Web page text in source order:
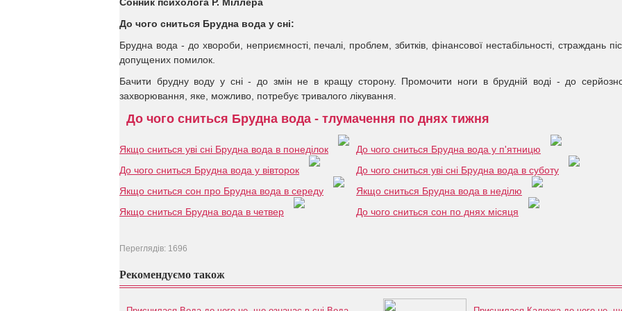
До чого сниться Брудна вода у сні:
Брудна вода - до хвороби, неприємності, печалі, проблем, збитків, фінансової нестабільності, страждань
допущених помилок.
Бачити брудну воду у сні - до змін не в кращу сторону. Промочити ноги в брудній воді - до
захворювання, яке, можливо, потребує тривалого лікування.
До чого сниться Брудна вода - тлумачення по днях тижня
Якщо сниться уві сні Брудна вода в понеділок
До чого сниться Брудна вода у вівторок
Якщо сниться сон про Брудна вода в середу
Якщо сниться Брудна вода в четвер
До чого сниться Брудна вода у п'ятницю
До чого сниться уві сні Брудна вода в суботу
Якщо сниться Брудна вода в неділю
До чого сниться сон по днях місяця
Переглядів: 1696
Рекомендуємо також